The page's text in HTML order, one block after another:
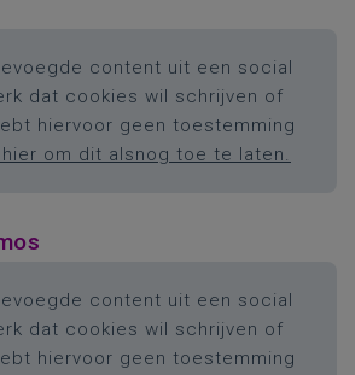
content uit een social
dat cookies wil schrijven of
hiervoor geen toestemming
hier om dit alsnog toe te laten.
content uit een social
dat cookies wil schrijven of
hiervoor geen toestemming